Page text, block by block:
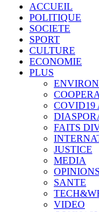
ACCUEIL
POLITIQUE
SOCIETE
SPORT
CULTURE
ECONOMIE
PLUS
COVID19
FAITS
JUSTICE
MEDIA
OPINIONS
SANTE
VIDEO